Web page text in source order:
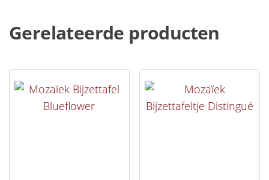
Gerelateerde producten